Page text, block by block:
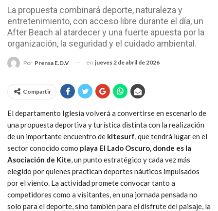
La propuesta combinará deporte, naturaleza y
entretenimiento, con acceso libre durante el día, un
After Beach al atardecer y una fuerte apuesta por la
organización, la seguridad y el cuidado ambiental.
Por Prensa E.D.V en jueves 2 de abril de 2026
Compartir
El departamento Iglesia volverá a convertirse en escenario de
una propuesta deportiva y turística distinta con la realización
de un importante encuentro de kitesurf, que tendrá lugar en el
sector conocido como playa El Lado Oscuro, donde es la
Asociación de Kite, un punto estratégico y cada vez más
elegido por quienes practican deportes náuticos impulsados
por el viento. La actividad promete convocar tanto a
competidores como a visitantes, en una jornada pensada no
solo para el deporte, sino también para el disfrute del paisaje, la